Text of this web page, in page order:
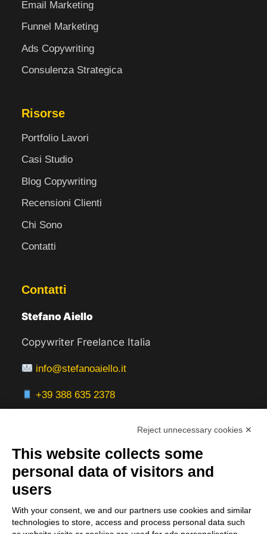
Email Marketing
Funnel Marketing
Ads Copywriting
Consulenza Strategica
Risorse
Portfolio Lavori
Casi Studio
Blog Copywriting
Recensioni Clienti
Chi Sono
Contatti
Contatti
Stefano Aiello
Copywriter Freelance Italia
info@stefanoaiello.it
+39 388 635 2378
Aree Servite
Italia:
Milano, Roma, Bologna, Firenze, Torino,
Napoli, Venezia, Verona, Genova
Reject unnecessary cookies ✕
This website collects some
personal data of visitors and
users
With your consent, we and our partners use cookies and similar
technologies to store, access and process personal data such